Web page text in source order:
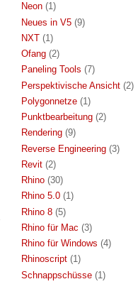
Neon (1)
Neues in V5 (9)
NXT (1)
Ofang (2)
Paneling Tools (7)
Perspektivische Ansicht (2)
Polygonnetze (1)
Punktbearbeitung (2)
Rendering (9)
Reverse Engineering (3)
Revit (2)
Rhino (30)
Rhino 5.0 (1)
Rhino 8 (5)
Rhino für Mac (3)
Rhino für Windows (4)
Rhinoscript (1)
Schnappschüsse (1)